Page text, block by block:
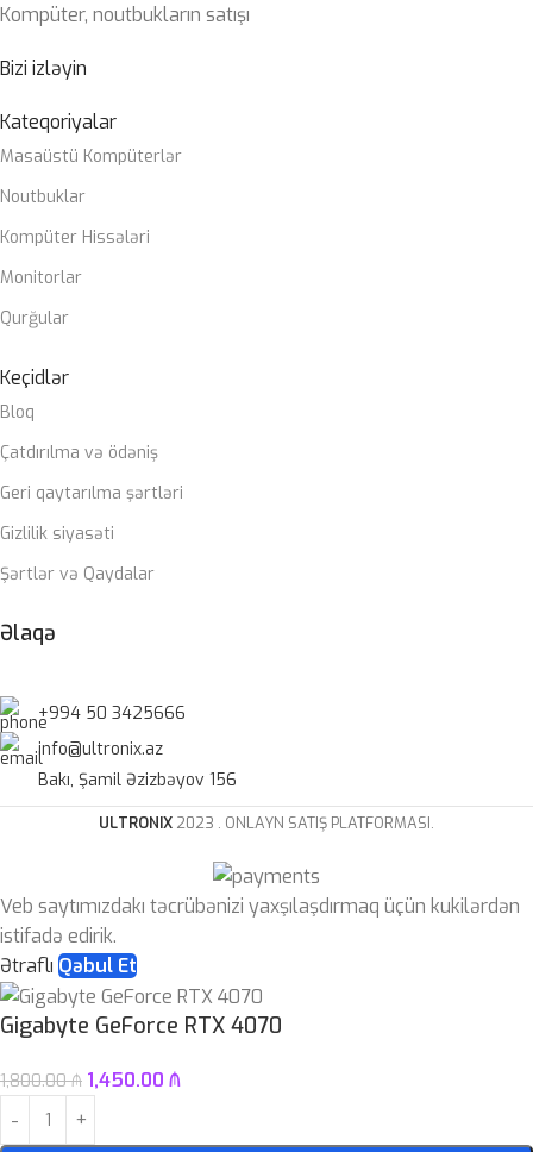
10cu/11ci nəsil Intel® Core™, Pentium® Gold və Celeron®
OPERATIV YADDAŞ
Kompüter, noutbukların satışı
Bizi izləyin
Kateqoriyalar
Masaüstü Kompüterlər
Noutbuklar
Kompüter Hissələri
Monitorlar
Qurğular
Keçidlər
Bloq
Çatdırılma və ödəniş
Geri qaytarılma şərtləri
Gizlilik siyasəti
Şərtlər və Qaydalar
Əlaqə
+994 50 3425666
info@ultronix.az
Bakı, Şamil Əzizbəyov 156
ULTRONIX 2023 . ONLAYN SATIŞ PLATFORMASI.
Veb saytımızdakı təcrübənizi yaxşılaşdırmaq üçün kukilərdən
istifadə edirik.
Ətraflı Qəbul Et
Gigabyte GeForce RTX 4070
1,800.00₼ 1,450.00 ₼